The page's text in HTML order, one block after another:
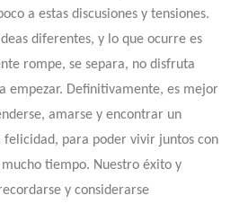
a estas discusiones y tensiones.
diferentes, y lo que ocurre es
rompe, se separa, no disfruta
empezar. Definitivamente, es mejor
amarse y encontrar un
felicidad, para poder vivir juntos con
tiempo. Nuestro éxito y
y considerarse